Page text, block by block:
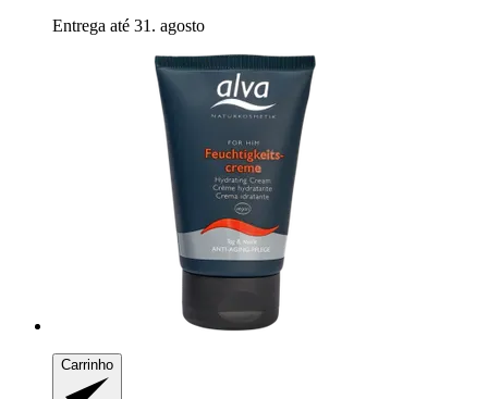
Entrega até 31. agosto
Carrinho